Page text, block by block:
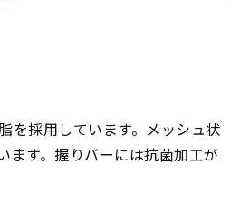
を採用しています。メッシュ状
ます。握りバーには抗菌加工が